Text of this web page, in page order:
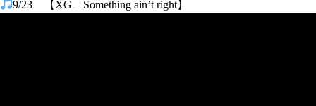
9/23 【XG – Something ain’t right】